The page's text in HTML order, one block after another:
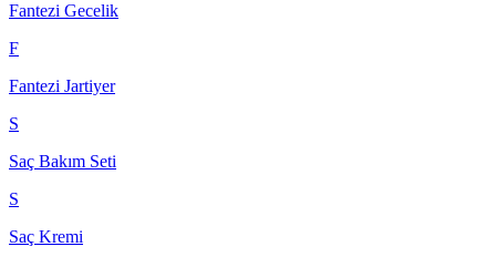
Fantezi Gecelik
F
Fantezi Jartiyer
S
Saç Bakım Seti
S
Saç Kremi